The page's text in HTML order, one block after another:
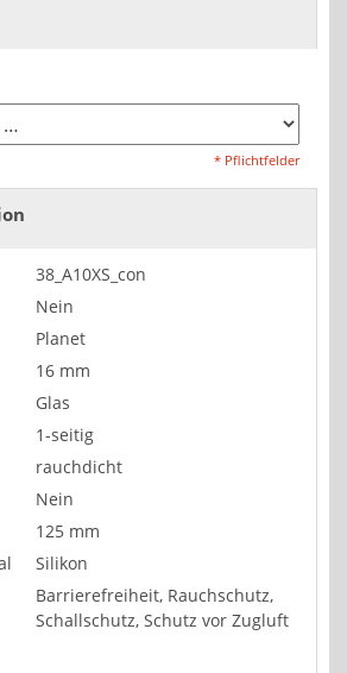
* Pflichtfelder
38_A10XS_con
Nein
Planet
16 mm
Glas
1-seitig
rauchdicht
Nein
125 mm
Silikon
Barrierefreiheit, Rauchschutz,
Schallschutz, Schutz vor Zugluft